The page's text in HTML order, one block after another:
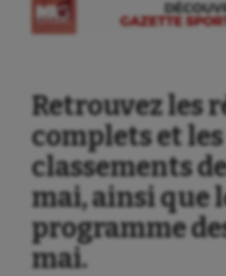
Retrouvez les
complets et les
classements
mai, ainsi que
programme
mai.